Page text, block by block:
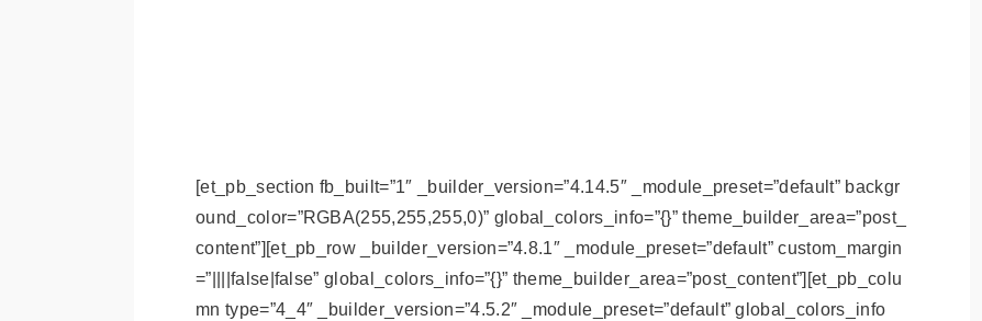
[et_pb_section fb_built=”1″ _builder_version=”4.14.5″ _module_preset=”default” backgr
ound_color=”RGBA(255,255,255,0)” global_colors_info=”{}” theme_builder_area=”post_
content”][et_pb_row _builder_version=”4.8.1″ _module_preset=”default” custom_margin
=”||||false|false” global_colors_info=”{}” theme_builder_area=”post_content”][et_pb_colu
mn type=”4_4″ _builder_version=”4.5.2″ _module_preset=”default” global_colors_info